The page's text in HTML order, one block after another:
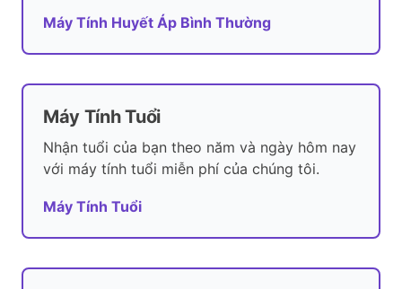
Máy Tính Huyết Áp Bình Thường
Máy Tính Tuổi
Nhận tuổi của bạn theo năm và ngày hôm nay
với máy tính tuổi miễn phí của chúng tôi.
Máy Tính Tuổi